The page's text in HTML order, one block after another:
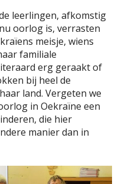
leerlingen, afkomstig
oorlog is, verrasten
meisje, wiens
familiale
erg geraakt of
bij heel de
land. Vergeten we
in Oekraïne een
die hier
manier dan in